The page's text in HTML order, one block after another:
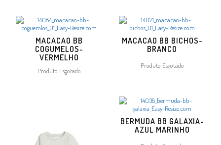
MACACAO BB
COGUMELOS-
VERMELHO
Produto Esgotado
MACACAO BB BICHOS-
BRANCO
Produto Esgotado
BERMUDA BB GALAXIA-
AZUL MARINHO